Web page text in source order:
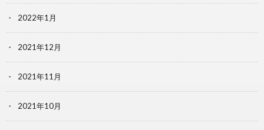
2022年1月
2021年12月
2021年11月
2021年10月